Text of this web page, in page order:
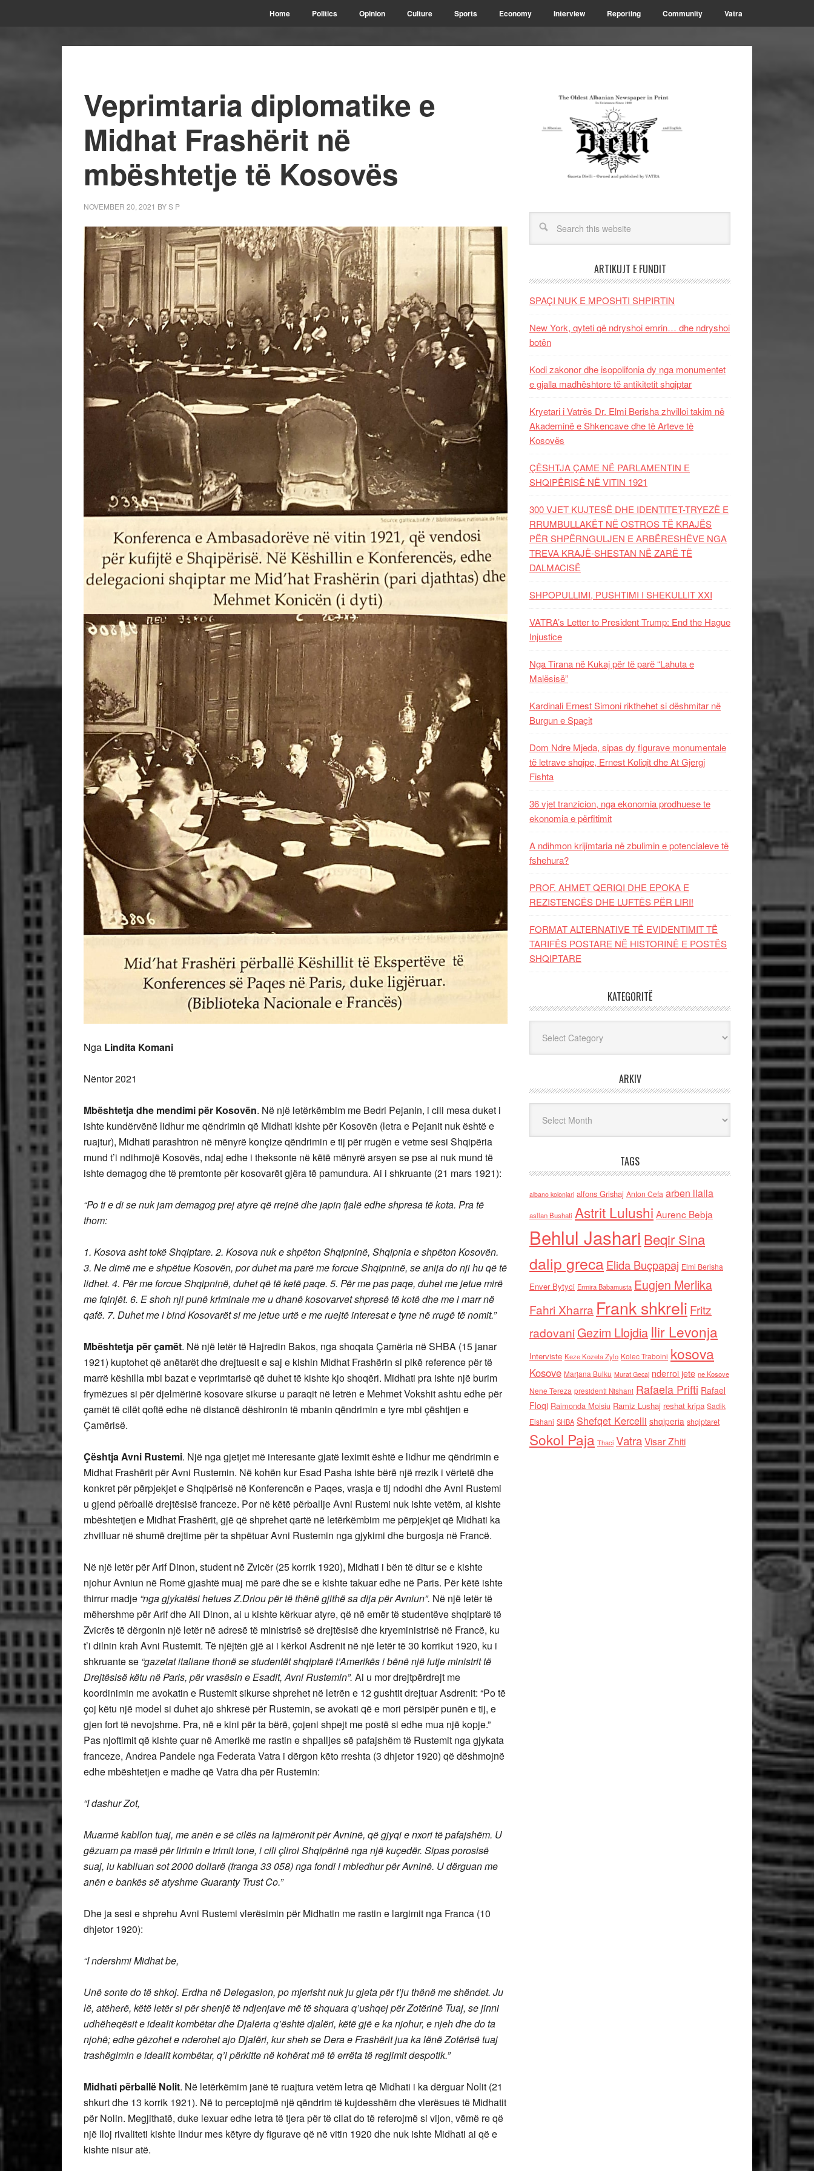
Home Politics Opinion Culture Sports Economy Interview Reporting Community Vatra
Veprimtaria diplomatike e
Midhat Frashërit në
mbështetje të Kosovës
NOVEMBER 20, 2021 BYS P
Nga Lindita Komani
Nëntor 2021
Mbështetja dhe mendimi për Kosovën. Në një letërkëmbim me Bedri Pejanin, i cili mesa duket i
ishte kundërvënë lidhur me qëndrimin që Midhati kishte për Kosovën (letra e Pejanit nuk është e
ruajtur), Midhati parashtron në mënyrë konçize qëndrimin e tij për rrugën e vetme sesi Shqipëria
mund t’i ndihmojë Kosovës, ndaj edhe i theksonte në këtë mënyrë arsyen se pse ai nuk mund të
ishte demagog dhe të premtonte për kosovarët gjëra të pamundura. Ai i shkruante (21 mars 1921):
“Po ti e di se nuk jam demagog prej atyre që rrejnë dhe japin fjalë edhe shpresa të kota. Pra të
thom:
1. Kosova asht tokë Shqiptare. 2. Kosova nuk e shpëton Shqipninë, Shqipnia e shpëton Kosovën.
3. Ne dimë me e shpëtue Kosovën, por duhet ma parë me forcue Shqipninë, se anija do nji hu që të
lidhet. 4. Për me forcue Shqipninë, duhet që të ketë paqe. 5. Për me pas paqe, duhet me jetue mirë
me fqinjët. 6. E shoh nji punë kriminale me u dhanë kosovarvet shpresë të kotë dhe me i marr në
qafë. 7. Duhet me i bind Kosovarët si me jetue urtë e me ruejtë interesat e tyne në rrugë të nomit.”
Mbështetja për çamët. Në një letër të Hajredin Bakos, nga shoqata Çamëria në SHBA (15 janar
1921) kuptohet që anëtarët dhe drejtuesit e saj e kishin Midhat Frashërin si pikë reference për të
marrë këshilla mbi bazat e veprimtarisë që duhet të kishte kjo shoqëri. Midhati pra ishte një burim
frymëzues si për djelmërinë kosovare sikurse u paraqit në letrën e Mehmet Vokshit ashtu edhe për
çamët të cilët qoftë edhe në distancë dëshironin të mbanin qëndrimin e tyre mbi çështjen e
Çamërisë.
Çështja Avni Rustemi. Një nga gjetjet më interesante gjatë leximit është e lidhur me qëndrimin e
Midhat Frashërit për Avni Rustemin. Në kohën kur Esad Pasha ishte bërë një rrezik i vërtetë dhe
konkret për përpjekjet e Shqipërisë në Konferencën e Paqes, vrasja e tij ndodhi dhe Avni Rustemi
u gjend përballë drejtësisë franceze. Por në këtë përballje Avni Rustemi nuk ishte vetëm, ai kishte
mbështetjen e Midhat Frashërit, gjë që shprehet qartë në letërkëmbim me përpjekjet që Midhati ka
zhvilluar në shumë drejtime për ta shpëtuar Avni Rustemin nga gjykimi dhe burgosja në Francë.
Në një letër për Arif Dinon, student në Zvicër (25 korrik 1920), Midhati i bën të ditur se e kishte
njohur Avniun në Romë gjashtë muaj më parë dhe se e kishte takuar edhe në Paris. Për këtë ishte
thirrur madje “nga gjykatësi hetues Z.Driou për të thënë gjithë sa dija për Avniun”. Në një letër të
mëhershme për Arif dhe Ali Dinon, ai u kishte kërkuar atyre, që në emër të studentëve shqiptarë të
Zvicrës të dërgonin një letër në adresë të ministrisë së drejtësisë dhe kryeministrisë në Francë, ku
t’i dilnin krah Avni Rustemit. Të njëjtën gjë ai i kërkoi Asdrenit në një letër të 30 korrikut 1920, ku i
shkruante se “gazetat italiane thonë se studentët shqiptarë t’Amerikës i bënë një lutje ministrit të
Drejtësisë këtu në Paris, për vrasësin e Esadit, Avni Rustemin”. Ai u mor drejtpërdrejt me
koordinimin me avokatin e Rustemit sikurse shprehet në letrën e 12 gushtit drejtuar Asdrenit: “Po të
çoj këtu një model si duhet ajo shkresë për Rustemin, se avokati që e mori përsipër punën e tij, e
gjen fort të nevojshme. Pra, në e kini për ta bërë, çojeni shpejt me postë si edhe mua një kopje.”
Pas njoftimit që kishte çuar në Amerikë me rastin e shpalljes së pafajshëm të Rustemit nga gjykata
franceze, Andrea Pandele nga Federata Vatra i dërgon këto rreshta (3 dhjetor 1920) që dëshmojnë
edhe mbështetjen e madhe që Vatra dha për Rustemin:
“I dashur Zot,
Muarmë kabllon tuaj, me anën e së cilës na lajmëronit për Avninë, që gjyqi e nxori të pafajshëm. U
gëzuam pa masë për lirimin e trimit tone, i cili çliroi Shqipërinë nga një kuçedër. Sipas porosisë
suaj, iu kablluan sot 2000 dollarë (franga 33 058) nga fondi i mbledhur për Avninë. U dërguan me
anën e bankës së atyshme Guaranty Trust Co.”
Dhe ja sesi e shprehu Avni Rustemi vlerësimin për Midhatin me rastin e largimit nga Franca (10
dhjetor 1920):
“I ndershmi Midhat be,
Unë sonte do të shkoj. Erdha në Delegasion, po mjerisht nuk ju gjeta për t’ju thënë me shëndet. Ju
lë, atëherë, këtë letër si për shenjë të ndjenjave më të shquara q’ushqej për Zotërinë Tuaj, se jinni
udhëheqësit e idealit kombëtar dhe Djalëria q’është djalëri, këtë gjë e ka njohur, e njeh dhe do ta
njohë; edhe gëzohet e nderohet ajo Djalëri, kur sheh se Dera e Frashërit jua ka lënë Zotërisë tuaj
trashëgimin e idealit kombëtar, q’i përkitte në kohërat më të errëta të regjimit despotik.”
Midhati përballë Nolit. Në letërkëmim janë të ruajtura vetëm letra që Midhati i ka dërguar Nolit (21
shkurt dhe 13 korrik 1921). Në to perceptojmë një qëndrim të kujdesshëm dhe vlerësues të Midhatit
për Nolin. Megjithatë, duke lexuar edhe letra të tjera për të cilat do të referojmë si vijon, vëmë re që
një lloj rivaliteti kishte lindur mes këtyre dy figurave që në vitin 1920 dhe nuk ishte Midhati ai që e
kishte nisur atë.
ARTIKUJT E FUNDIT
SPAÇI NUK E MPOSHTI SHPIRTIN
New York, qyteti që ndryshoi emrin… dhe ndryshoi
botën
Kodi zakonor dhe isopolifonia dy nga monumentet
e gjalla madhështore të antikitetit shqiptar
Kryetari i Vatrës Dr. Elmi Berisha zhvilloi takim në
Akademinë e Shkencave dhe të Arteve të
Kosovës
ÇËSHTJA ÇAME NË PARLAMENTIN E
SHQIPËRISË NË VITIN 1921
300 VJET KUJTESË DHE IDENTITET-TRYEZË E
RRUMBULLAKËT NË OSTROS TË KRAJËS
PËR SHPËRNGULJEN E ARBËRESHËVE NGA
TREVA KRAJË-SHESTAN NË ZARË TË
DALMACISË
SHPOPULLIMI, PUSHTIMI I SHEKULLIT XXI
VATRA’s Letter to President Trump: End the Hague
Injustice
Nga Tirana në Kukaj për të parë “Lahuta e
Malësisë”
Kardinali Ernest Simoni rikthehet si dëshmitar në
Burgun e Spaçit
Dom Ndre Mjeda, sipas dy figurave monumentale
të letrave shqipe, Ernest Koliqit dhe At Gjergj
Fishta
36 vjet tranzicion, nga ekonomia prodhuese te
ekonomia e përfitimit
A ndihmon krijimtaria në zbulimin e potencialeve të
fshehura?
PROF. AHMET QERIQI DHE EPOKA E
REZISTENCЁS DHE LUFTЁS PЁR LIRI!
FORMAT ALTERNATIVE TË EVIDENTIMIT TË
TARIFËS POSTARE NË HISTORINË E POSTËS
SHQIPTARE
KATEGORITË
ARKIV
TAGS
albano kolonjari alfons Grishaj Anton Cefa arben llalla
asllan Bushati Astrit Lulushi Aurenc Bebja
Behlul Jashari Beqir Sina
dalip grecaElida Buçpapaj Elmi Berisha
Enver Bytyci Ermira Babamusta Eugjen Merlika
Fahri Xharra Frank shkreli Fritz
radovaniGezim Llojdia Ilir Levonja
Interviste Keze Kozeta Zylo Kolec Traboini kosova
Kosove Marjana Bulku Murat Gecaj nderroi jete ne Kosove
Nene Tereza presidenti Nishani Rafaela Prifti Rafael
Floqi Raimonda Moisiu Ramiz Lushaj reshat kripa Sadik
Elshani SHBA Shefqet Kercelli shqiperia shqiptaret
Sokol Paja Thaci VatraVisar Zhiti